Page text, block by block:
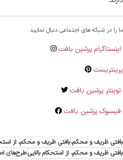
ما را در شبکه های اجتماعی دنبال نمایید
اینستاگرام پرشین بافت
پرینتریست
تویتتر پرشین بافت
فیسبوک پرشین بافت
بافتی ظریف و محکم،بافتی ظریف و محکم، از
بافتی ظریف و محکم، از استحکام بالاییطرح‌های